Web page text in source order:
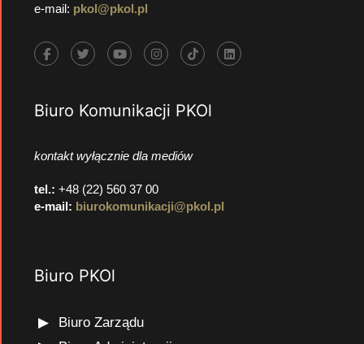
e-mail: pkol@pkol.pl
Biuro Komunikacji PKOl
kontakt wyłącznie dla mediów
tel.: +48 (22) 560 37 00
e-mail: biurokomunikacji@pkol.pl
Biuro PKOl
Biuro Zarządu